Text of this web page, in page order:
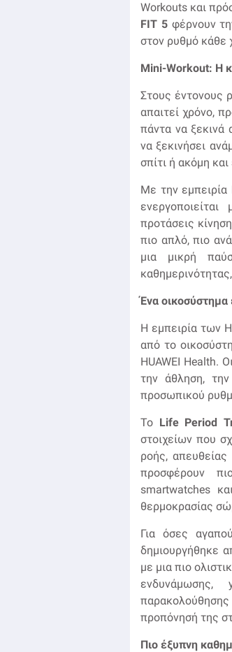
Workouts και
FIT 5φέρνουν
στον ρυθμό κάθε
Mini-Workout: Η
Στους έντονους
απαιτεί χρόνο,
πάντα να
να ξεκινήσει
σπίτι ή ακόμη
Με την εμπειρία
προτάσεις
πιο απλό, πιο
μια μικρή
Ένα οικοσύστημα
Η εμπειρία των
από το
HUAWEI Health.
την άθληση,
προσωπικού
Το Life Period
στοιχείων που
ροής,
προσφέρουν
smartwatches
θερμοκρασίας
Για όσες
δημιουργήθηκε
με μια πιο
προπόνησή της
Πιο έξυπνη